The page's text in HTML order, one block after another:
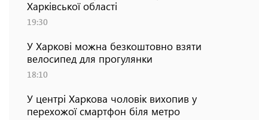
Харківської області
19:30
У Харкові можна безкоштовно взяти
велосипед для прогулянки
18:10
У центрі Харкова чоловік вихопив у
перехожої смартфон біля метро